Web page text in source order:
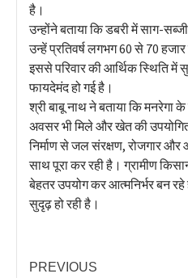
है।
उन्होंने बताया कि डबरी में साग-
उन्हें प्रतिवर्ष लगभग 60 से 70
इससे परिवार की आर्थिक स्थिति में
फायदेमंद हो गई है।
श्री बाबू नाथ ने बताया कि मनरेगा
अवसर भी मिले और खेत की
निर्माण से जल संरक्षण, रोजगार और
साथ पूरा कर रही है। ग्रामीण
बेहतर उपयोग कर आत्मनिर्भर बन
सुदृढ़ हो रही है।
PREVIOUS